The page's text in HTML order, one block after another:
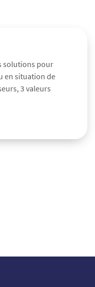
solutions pour
en situation de
3 valeurs